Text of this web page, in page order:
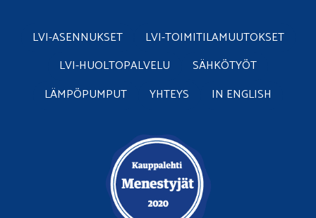
LVI-ASENNUKSET
LVI-TOIMITILAMUUTOKSET
LVI-HUOLTOPALVELU
SÄHKÖTYÖT
LÄMPÖPUMPUT
YHTEYS IN ENGLISH